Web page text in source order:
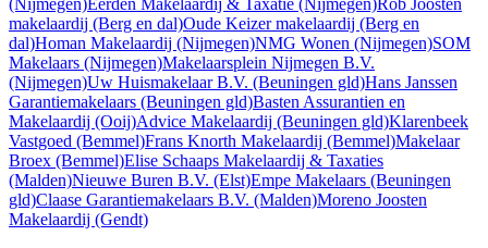
makelaardij (Berg en dal)Oude Keizer makelaardij (Berg en
dal)Homan Makelaardij (Nijmegen)NMG Wonen (Nijmegen)SOM
Makelaars (Nijmegen)Makelaarsplein Nijmegen B.V.
(Nijmegen)Uw Huismakelaar B.V. (Beuningen gld)Hans Janssen
Garantiemakelaars (Beuningen gld)Basten Assurantien en
Makelaardij (Ooij)Advice Makelaardij (Beuningen gld)Klarenbeek
Vastgoed (Bemmel)Frans Knorth Makelaardij (Bemmel)Makelaar
Broex (Bemmel)Elise Schaaps Makelaardij & Taxaties
(Malden)Nieuwe Buren B.V. (Elst)Empe Makelaars (Beuningen
gld)Claase Garantiemakelaars B.V. (Malden)Moreno Joosten
Makelaardij (Gendt)